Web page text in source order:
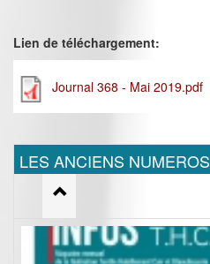
Lien de téléchargement:
Journal 368 - Mai 2019.pdf
LES ANCIENS NUMEROS